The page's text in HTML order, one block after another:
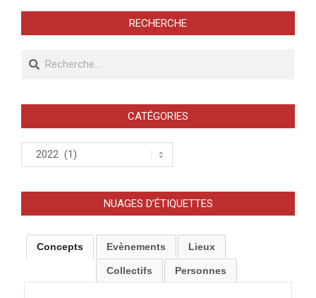
RECHERCHE
Recherche
CATÉGORIES
Catégories
NUAGES D’ÉTIQUETTES
Concepts Evènements Lieux
Collectifs Personnes